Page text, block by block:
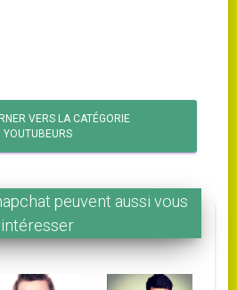
VERS LA CATÉGORIE
YOUTUBEURS
peuvent aussi vous
intéresser